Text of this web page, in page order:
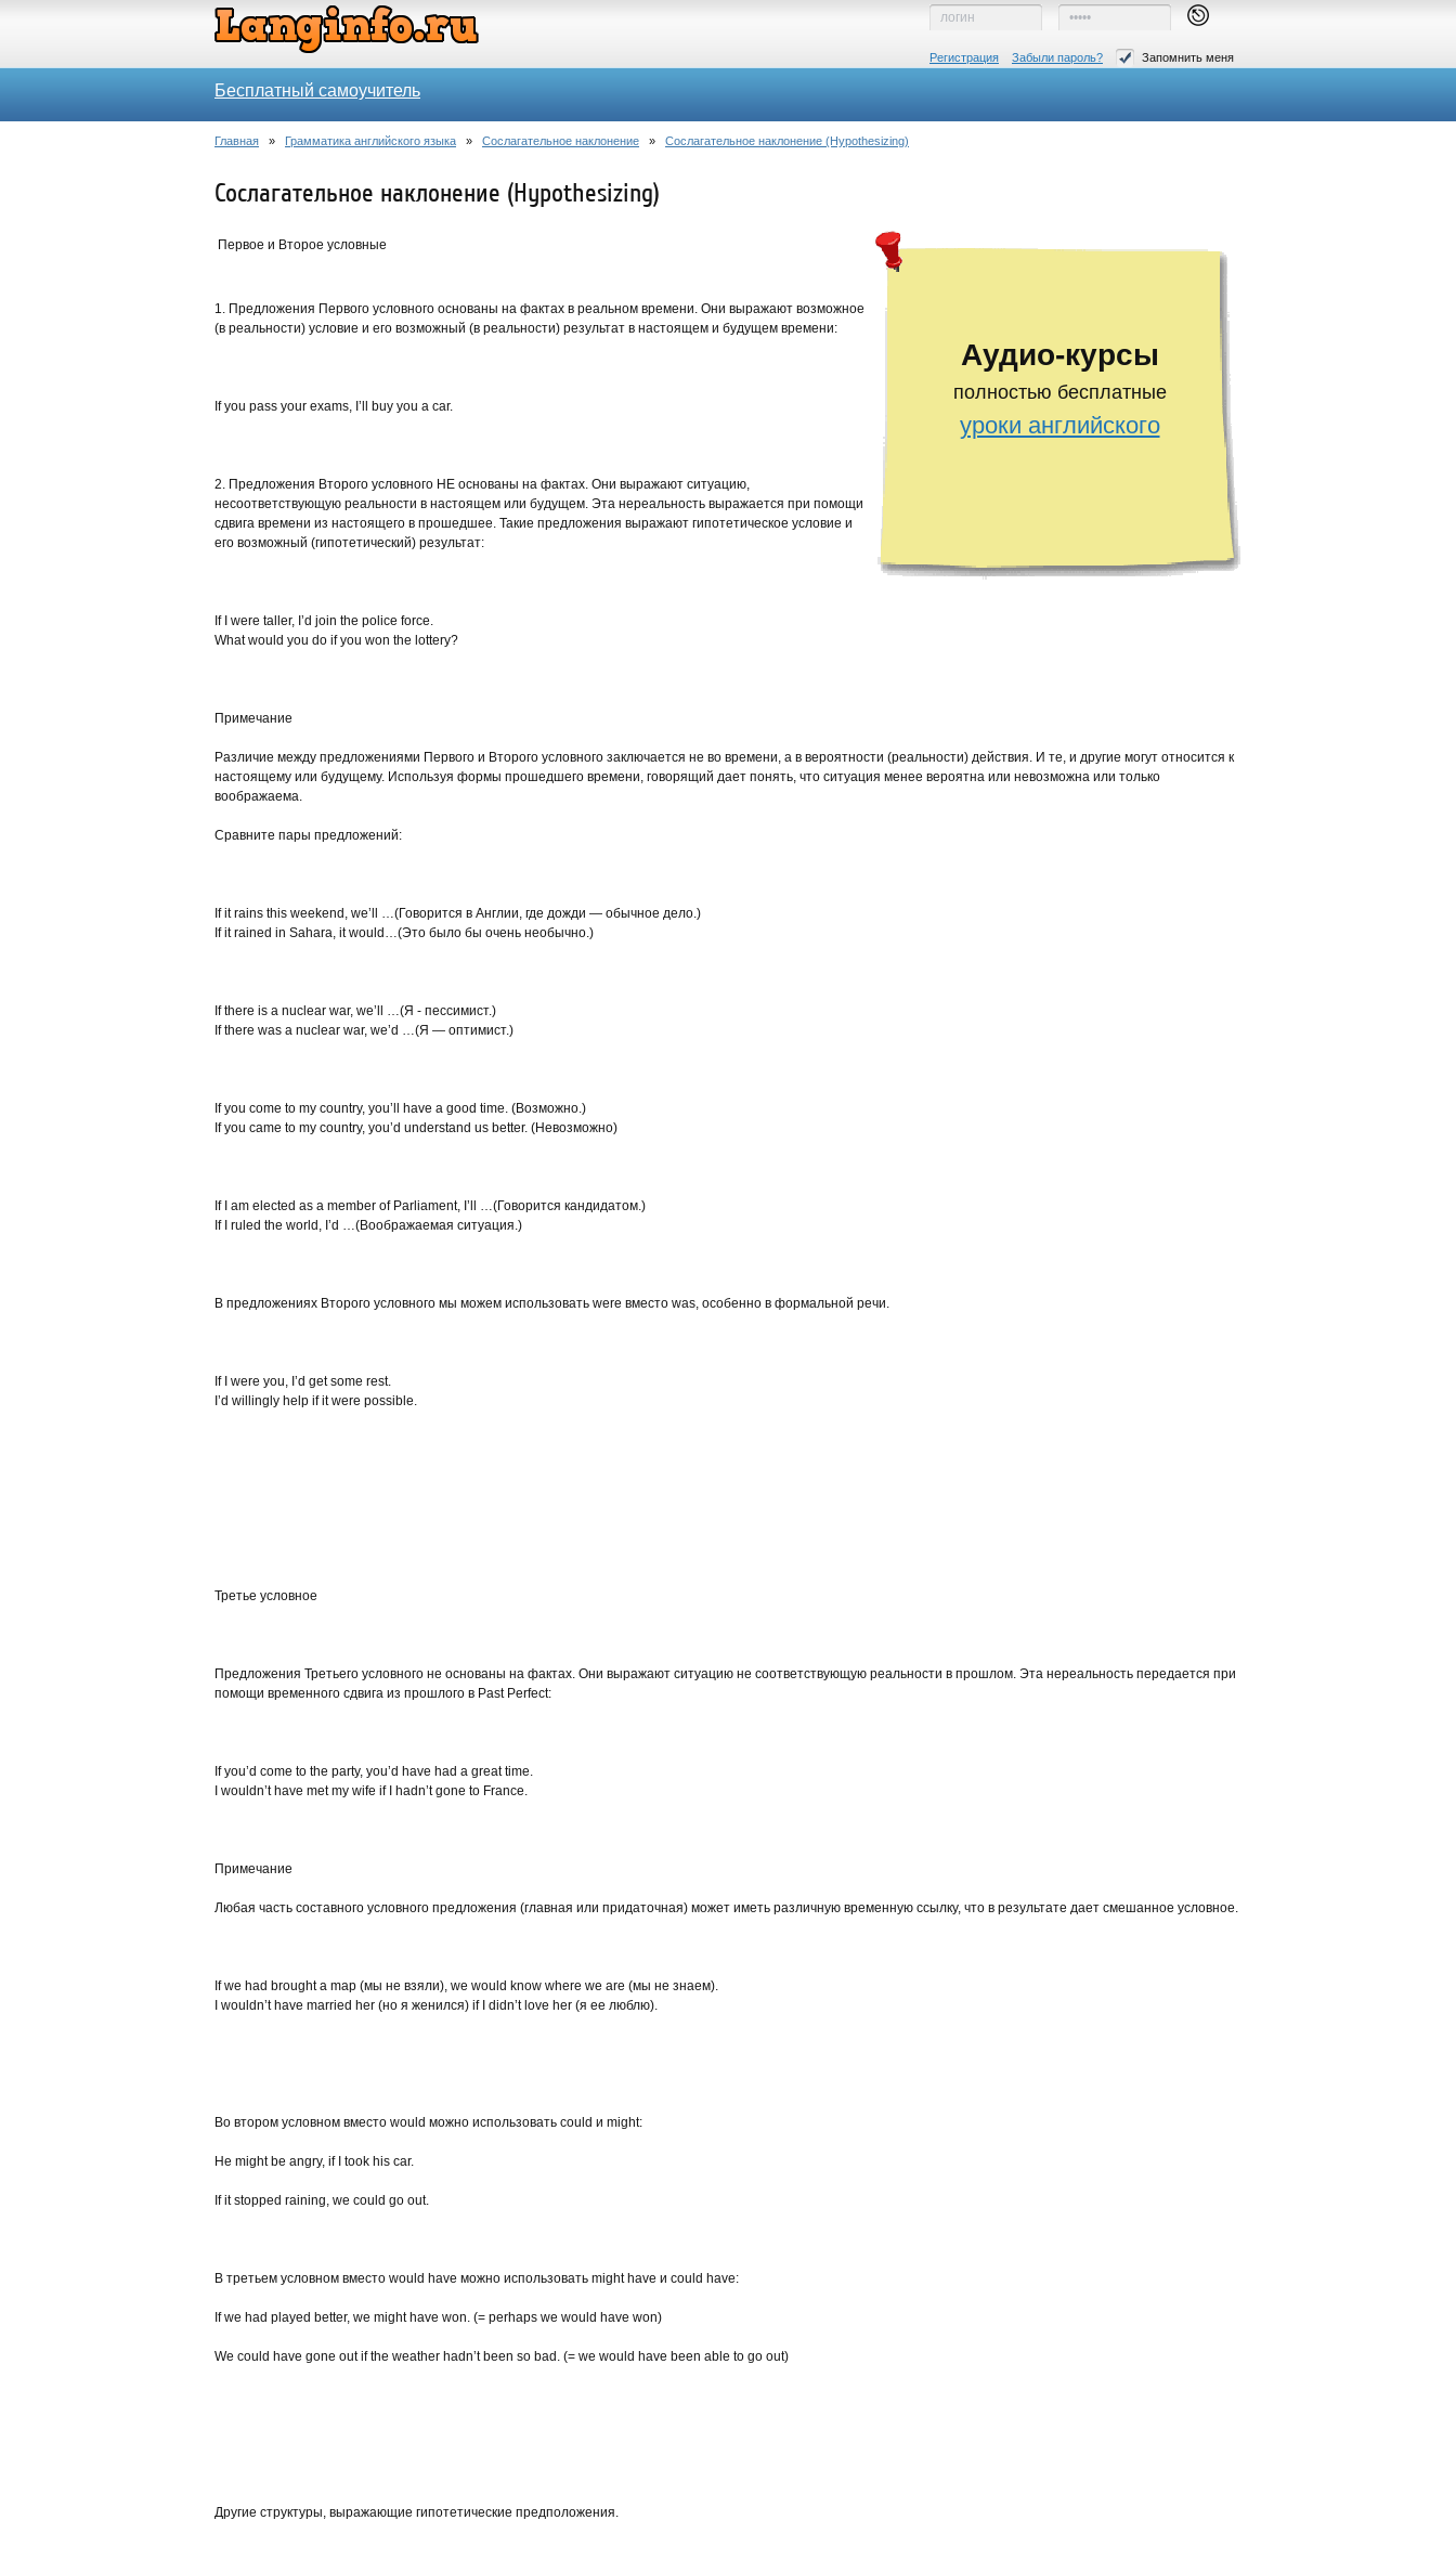
Регистрация Забыли пароль? Запомнить меня
Бесплатный самоучитель
Главная » Грамматика английского языка » Сослагательное наклонение » Сослагательное наклонение (Hypothesizing)
Сослагательное наклонение (Hypothesizing)
Аудио-курсы
полностью бесплатные
уроки английского
Первое и Второе условные
1. Предложения Первого условного основаны на фактах в реальном времени. Они выражают возможное
(в реальности) условие и его возможный (в реальности) результат в настоящем и будущем времени:
If you pass your exams, I’ll buy you a car.
2. Предложения Второго условного НЕ основаны на фактах. Они выражают ситуацию,
несоответствующую реальности в настоящем или будущем. Эта нереальность выражается при помощи
сдвига времени из настоящего в прошедшее. Такие предложения выражают гипотетическое условие и
его возможный (гипотетический) результат:
If I were taller, I’d join the police force.
What would you do if you won the lottery?
Примечание
Различие между предложениями Первого и Второго условного заключается не во времени, а в вероятности (реальности) действия. И те, и другие могут относится к
настоящему или будущему. Используя формы прошедшего времени, говорящий дает понять, что ситуация менее вероятна или невозможна или только
воображаема.
Сравните пары предложений:
If it rains this weekend, we’ll …(Говорится в Англии, где дожди — обычное дело.)
If it rained in Sahara, it would…(Это было бы очень необычно.)
If there is a nuclear war, we’ll …(Я - пессимист.)
If there was a nuclear war, we’d …(Я — оптимист.)
If you come to my country, you’ll have a good time. (Возможно.)
If you came to my country, you’d understand us better. (Невозможно)
If I am elected as a member of Parliament, I’ll …(Говорится кандидатом.)
If I ruled the world, I’d …(Воображаемая ситуация.)
В предложениях Второго условного мы можем использовать were вместо was, особенно в формальной речи.
If I were you, I’d get some rest.
I’d willingly help if it were possible.
Третье условное
Предложения Третьего условного не основаны на фактах. Они выражают ситуацию не соответствующую реальности в прошлом. Эта нереальность передается при
помощи временного сдвига из прошлого в Past Perfect:
If you’d come to the party, you’d have had a great time.
I wouldn’t have met my wife if I hadn’t gone to France.
Примечание
Любая часть составного условного предложения (главная или придаточная) может иметь различную временную ссылку, что в результате дает смешанное условное.
If we had brought a map (мы не взяли), we would know where we are (мы не знаем).
I wouldn’t have married her (но я женился) if I didn’t love her (я ее люблю).
Во втором условном вместо would можно использовать could и might:
He might be angry, if I took his car.
If it stopped raining, we could go out.
В третьем условном вместо would have можно использовать might have и could have:
If we had played better, we might have won. (= perhaps we would have won)
We could have gone out if the weather hadn’t been so bad. (= we would have been able to go out)
Другие структуры, выражающие гипотетические предположения.